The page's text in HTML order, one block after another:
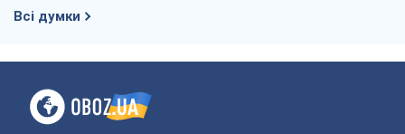
Всі думки